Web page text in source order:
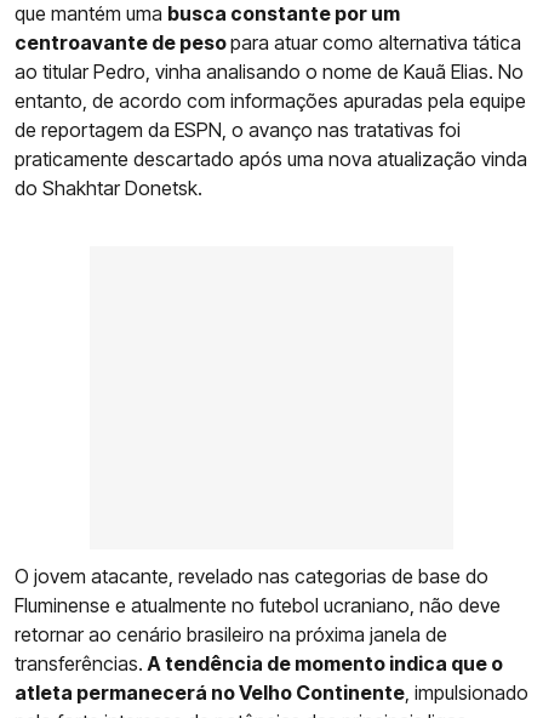
que mantém uma busca constante por um
centroavante de pesopara atuar como alternativa tática
ao titular Pedro, vinha analisando o nome de Kauã Elias. No
entanto, de acordo com informações apuradas pela equipe
de reportagem da ESPN, o avanço nas tratativas foi
praticamente descartado após uma nova atualização vinda
do Shakhtar Donetsk.
O jovem atacante, revelado nas categorias de base do
Fluminense e atualmente no futebol ucraniano, não deve
retornar ao cenário brasileiro na próxima janela de
transferências. A tendência de momento indica que o
atleta permanecerá no Velho Continente, impulsionado